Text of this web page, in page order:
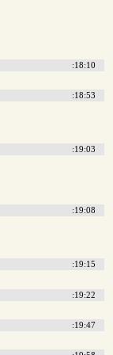
:18:10
:18:53
:19:03
:19:08
:19:15
:19:22
:19:47